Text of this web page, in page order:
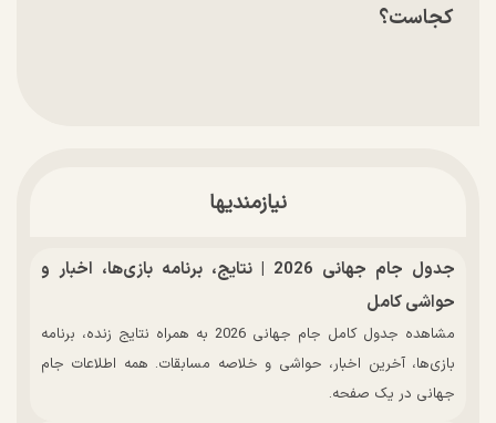
کجاست؟
نیازمندیها
جدول جام جهانی 2026 | نتایج، برنامه بازی‌ها، اخبار و
حواشی کامل
مشاهده جدول کامل جام جهانی 2026 به همراه نتایج زنده، برنامه
بازی‌ها، آخرین اخبار، حواشی و خلاصه مسابقات. همه اطلاعات جام
جهانی در یک صفحه.